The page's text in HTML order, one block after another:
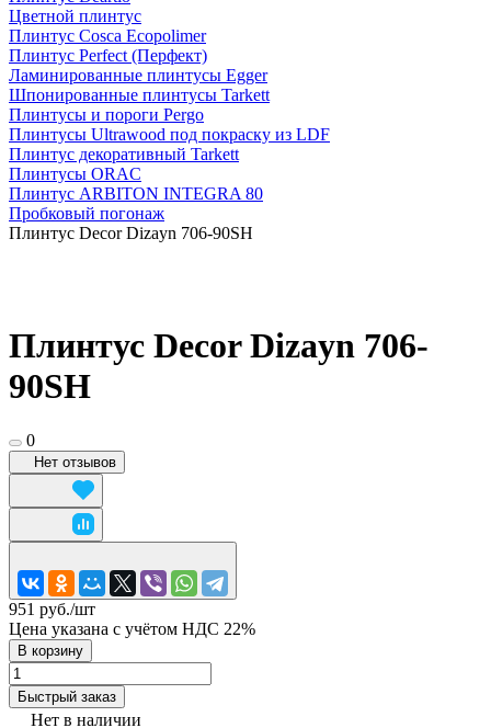
Цветной плинтус
Плинтус Cosca Ecopolimer
Плинтус Perfect (Перфект)
Ламинированные плинтусы Egger
Шпонированные плинтусы Tarkett
Плинтусы и пороги Pergo
Плинтусы Ultrawood под покраску из LDF
Плинтус декоративный Tarkett
Плинтусы ORAC
Плинтус ARBITON INTEGRA 80
Пробковый погонаж
Плинтус Decor Dizayn 706-90SH
Плинтус Decor Dizayn 706-
90SH
0
Нет отзывов
951 руб./шт
Цена указана с учётом НДС 22%
В корзину
Быстрый заказ
Нет в наличии